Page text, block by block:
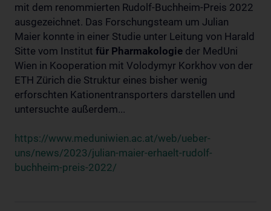
mit dem renommierten Rudolf-Buchheim-Preis 2022
ausgezeichnet. Das Forschungsteam um Julian
Maier konnte in einer Studie unter Leitung von Harald
Sitte vom Institut für Pharmakologie der MedUni
Wien in Kooperation mit Volodymyr Korkhov von der
ETH Zürich die Struktur eines bisher wenig
erforschten Kationentransporters darstellen und
untersuchte außerdem...
https://www.meduniwien.ac.at/web/ueber-
uns/news/2023/julian-maier-erhaelt-rudolf-
buchheim-preis-2022/